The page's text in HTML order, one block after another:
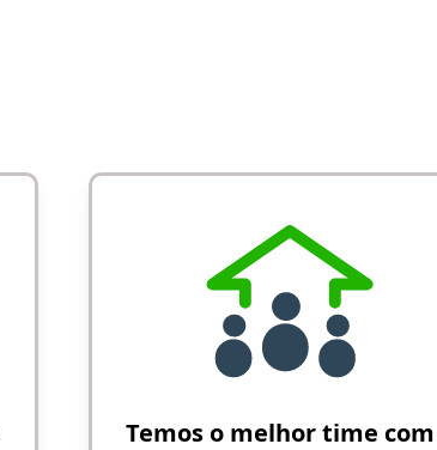
Temos o melhor time